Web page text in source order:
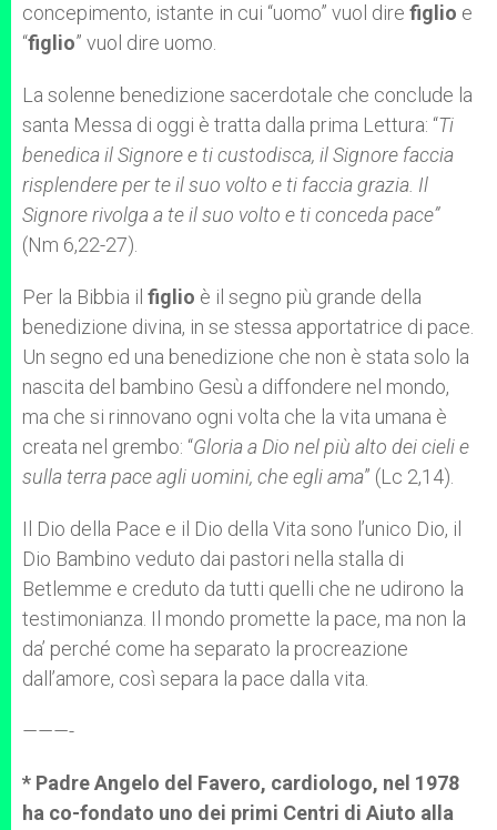
concepimento, istante in cui “uomo” vuol dire figlio e
“figlio” vuol dire uomo.
La solenne benedizione sacerdotale che conclude la
santa Messa di oggi è tratta dalla prima Lettura: “Ti
benedica il Signore e ti custodisca, il Signore faccia
risplendere per te il suo volto e ti faccia grazia. Il
Signore rivolga a te il suo volto e ti conceda pace”
(Nm 6,22-27).
Per la Bibbia il figlio è il segno più grande della
benedizione divina, in se stessa apportatrice di pace.
Un segno ed una benedizione che non è stata solo la
nascita del bambino Gesù a diffondere nel mondo,
ma che si rinnovano ogni volta che la vita umana è
creata nel grembo: “Gloria a Dio nel più alto dei cieli e
sulla terra pace agli uomini, che egli ama” (Lc 2,14).
Il Dio della Pace e il Dio della Vita sono l’unico Dio, il
Dio Bambino veduto dai pastori nella stalla di
Betlemme e creduto da tutti quelli che ne udirono la
testimonianza. Il mondo promette la pace, ma non la
da’ perché come ha separato la procreazione
dall’amore, così separa la pace dalla vita.
———-
* Padre Angelo del Favero, cardiologo, nel 1978
ha co-fondato uno dei primi Centri di Aiuto alla